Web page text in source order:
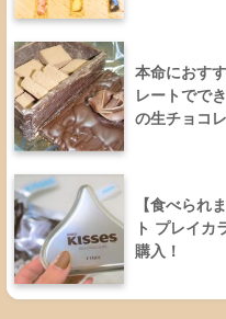
本命におす
レートでで
の生チョコ
【食べられ
ト プレイカ
購入！